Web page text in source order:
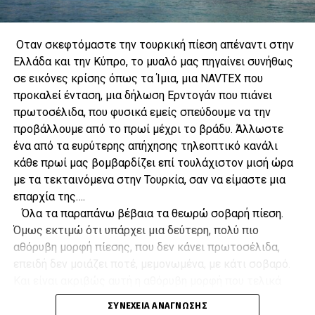
στρατηγικές επιλογές.
Ερευνώντας τα βασικά αίτια της πτώσης, αν
ταξιδεύσουμε στο Βυζάντιο στις παραμονές της
Άλωσης, βλέπουμε ότιεκτός εναντίον των
εξωτερικών εχθρών, των Οθωμανών Τούρκων, οι
Παλαιολόγοι έδιναν συγχρόνως και έναν άλλο
αγώνα, εναντίον του «εσωτερικού εχθρού», των
«πρόθυμων ηλιθίων» που δούλευαν συνειδητά
υπέρ του εαυτού τους και των εχθρών της
αυτοκρατορίας και εναντίον της ενότητας και της
ανάκτησης της ισχύος της.
Ακόμη και εκείνη την εποχή που προηγήθηκε της
αλώσεως,η λατρεία της εξουσίας και του
λανθασμένη επιλογή συμμαχιώναπό ανίκανους
και δουλοπρεπείς «ηγέτες», έκριναν κατά πολύ
Οταν σκεφτόμαστε την τουρκική πίεση απέναντι στην
Ελλάδα και την Κύπρο, το μυαλό μας πηγαίνει συνήθως
σε εικόνες κρίσης όπως τα Ίμια, μια NAVTEX που
προκαλεί ένταση, μια δήλωση Ερντογάν που πιάνει
πρωτοσέλιδα, που φυσικά εμείς σπεύδουμε να την
προβάλλουμε από το πρωί μέχρι το βράδυ. Άλλωστε
ένα από τα ευρύτερης απήχησης τηλεοπτικό κανάλι
κάθε πρωί μας βομβαρδίζει επί τουλάχιστον μισή ώρα
με τα τεκταινόμενα στην Τουρκία, σαν να είμαστε μια
επαρχία της….
Όλα τα παραπάνω βέβαια τα θεωρώ σοβαρή πίεση.
Όμως εκτιμώ ότι υπάρχει μια δεύτερη, πολύ πιο
αθόρυβη μορφή πίεσης, που δεν κάνει πρωτοσέλιδα,
σπρώχνει τα πράγματα πολύ πιο αποτελεσματικά από
ΣΥΝΈΧΕΙΑ ΑΝΆΓΝΩΣΗΣ